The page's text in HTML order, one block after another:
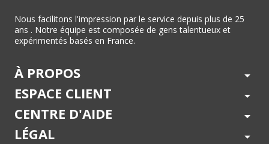
Nous facilitons l'impression par le service depuis plus de 25
ans . Notre équipe est composée de gens talentueux et
expérimentés basés en France.
À PROPOS arrow_drop_down
ESPACE CLIENT arrow_drop_down
CENTRE D'AIDE arrow_drop_down
LÉGAL arrow_drop_down